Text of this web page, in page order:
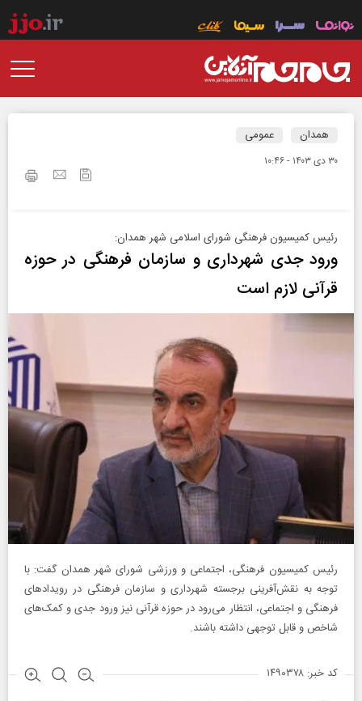
همدان عمومی
۳۰ دی ۱۴۰۳ - ۱۰:۴۶
رئیس کمیسیون فرهنگی شورای اسلامی شهر همدان:
ورود جدی شهرداری و سازمان فرهنگی در حوزه
قرآنی لازم است
رئیس کمیسیون فرهنگی، اجتماعی و ورزشی شورای شهر همدان گفت: با
توجه به نقش‌آفرینی برجسته شهرداری و سازمان فرهنگی در رویدادهای
فرهنگی و اجتماعی، انتظار می‌رود در حوزه قرآنی نیز ورود جدی و کمک‌های
شاخص و قابل توجهی داشته باشند.
کد خبر: ۱۴۹۰۳۷۸